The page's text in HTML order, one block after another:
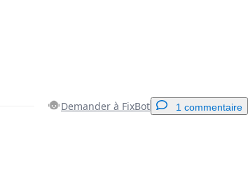
Demander à FixBot 1 commentaire